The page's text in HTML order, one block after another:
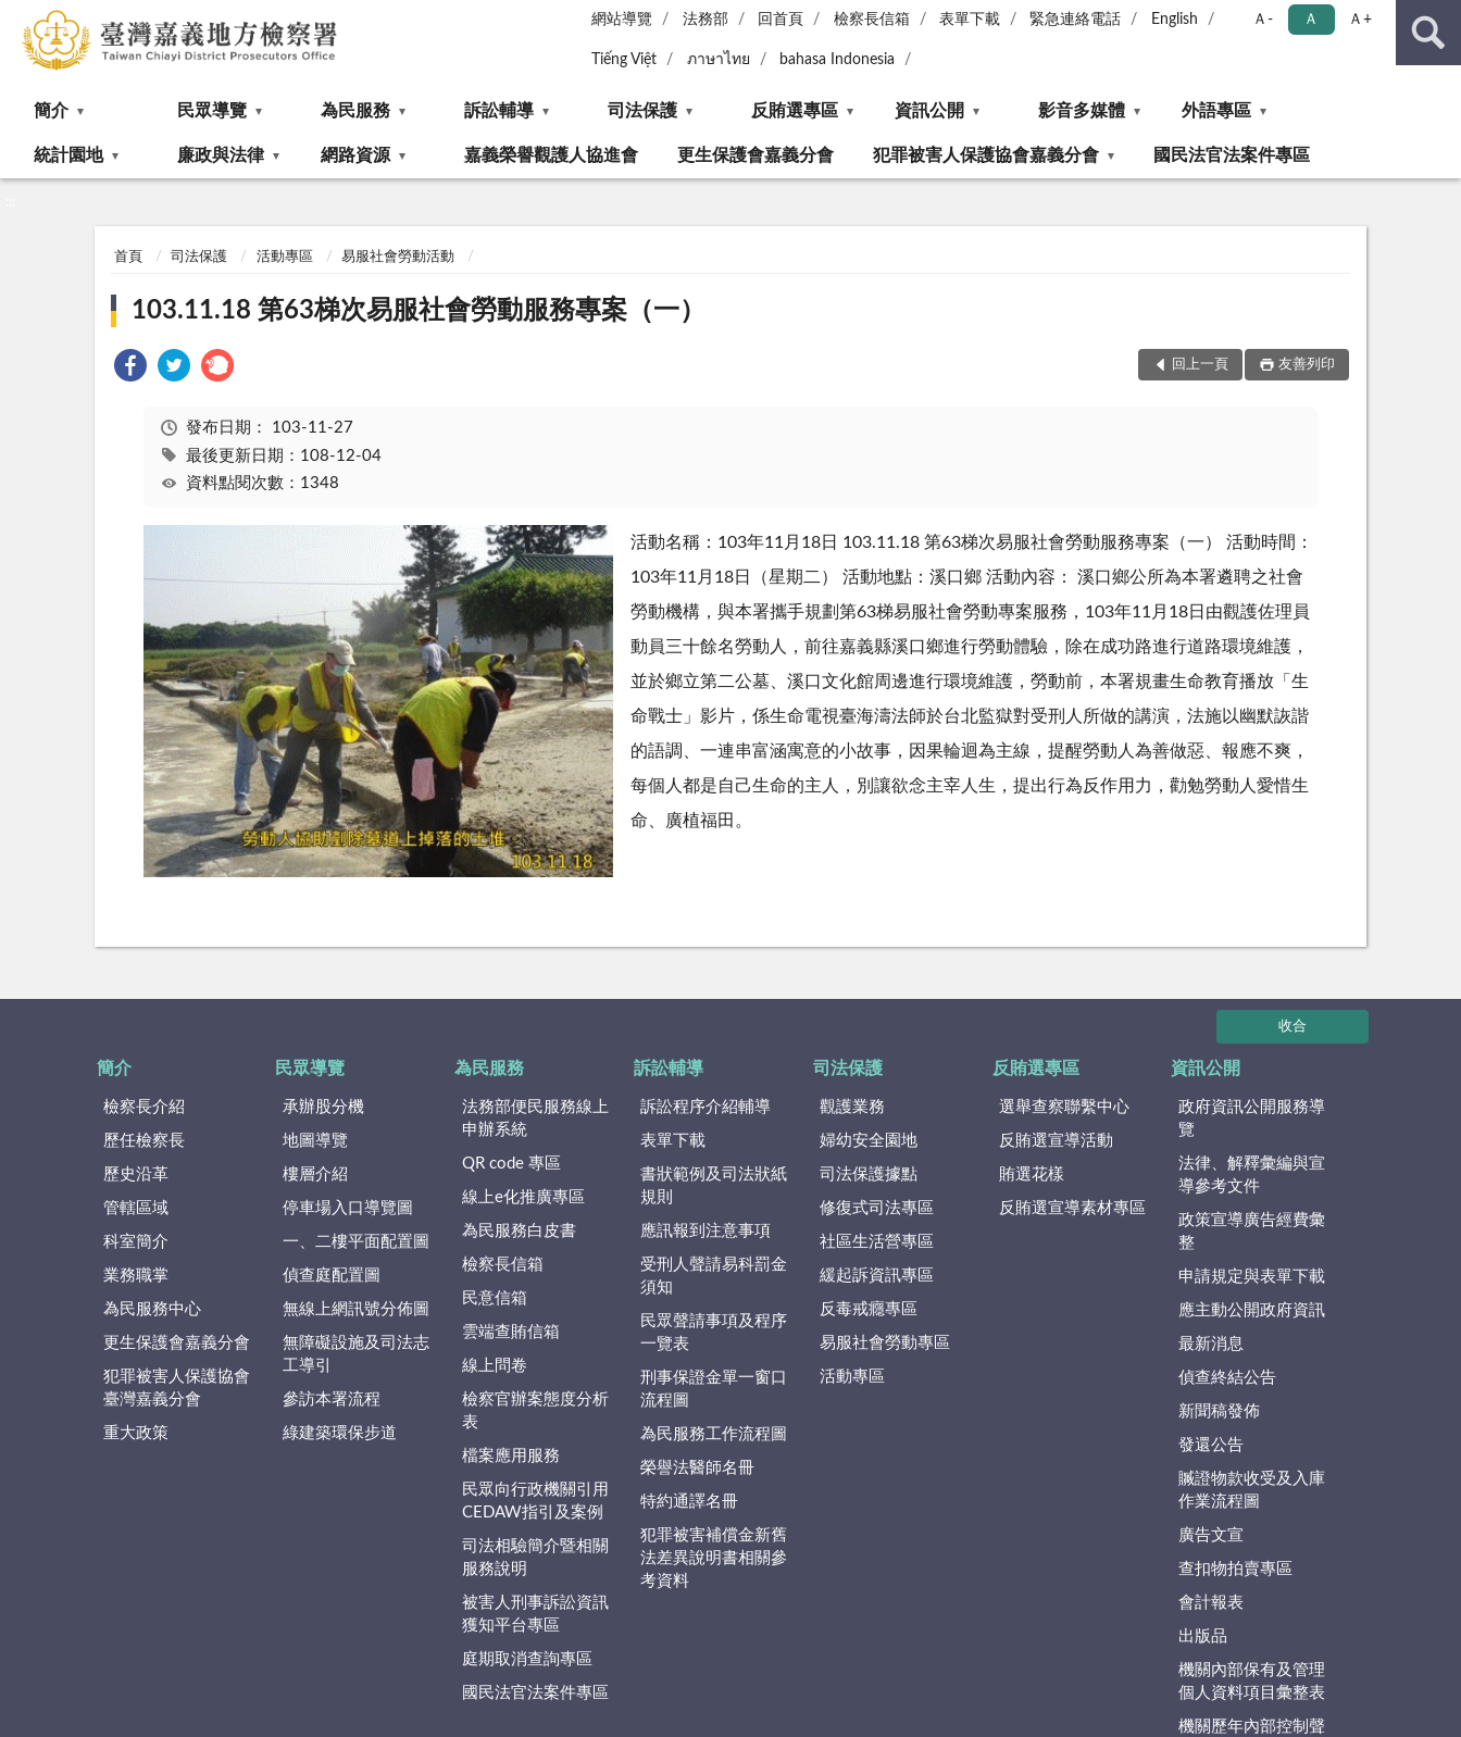
網站導覽 法務部 回首頁 檢察長信箱 表單下載 緊急連絡電話 English
Tiếng Việt ภาษาไทย bahasa Indonesia
Ａ- Ａ Ａ+
簡介 民眾導覽 為民服務 訴訟輔導 司法保護 反賄選專區 資訊公開 影音多媒體 外語專區
統計園地 廉政與法律 網路資源 嘉義榮譽觀護人協進會 更生保護會嘉義分會 犯罪被害人保護協會嘉義分會 國民法官法案件專區
首頁 司法保護 活動專區 易服社會勞動活動
103.11.18 第63梯次易服社會勞動服務專案（一）
回上一頁 友善列印
發布日期： 103-11-27
最後更新日期：108-12-04
資料點閱次數：1348
活動名稱：103年11月18日 103.11.18 第63梯次易服社會勞動服務專案（一） 活動時間：
103年11月18日（星期二） 活動地點：溪口鄉 活動內容： 溪口鄉公所為本署遴聘之社會
勞動機構，與本署攜手規劃第63梯易服社會勞動專案服務，103年11月18日由觀護佐理員
動員三十餘名勞動人，前往嘉義縣溪口鄉進行勞動體驗，除在成功路進行道路環境維護，
並於鄉立第二公墓、溪口文化館周邊進行環境維護，勞動前，本署規畫生命教育播放「生
命戰士」影片，係生命電視臺海濤法師於台北監獄對受刑人所做的講演，法施以幽默詼諧
的語調、一連串富涵寓意的小故事，因果輪迴為主線，提醒勞動人為善做惡、報應不爽，
每個人都是自己生命的主人，別讓欲念主宰人生，提出行為反作用力，勸勉勞動人愛惜生
命、廣植福田。
收合
簡介
檢察長介紹
歷任檢察長
歷史沿革
管轄區域
科室簡介
業務職掌
為民服務中心
更生保護會嘉義分會
犯罪被害人保護協會
臺灣嘉義分會
重大政策
民眾導覽
承辦股分機
地圖導覽
樓層介紹
停車場入口導覽圖
一、二樓平面配置圖
偵查庭配置圖
無線上網訊號分佈圖
無障礙設施及司法志
工導引
參訪本署流程
綠建築環保步道
為民服務
法務部便民服務線上
申辦系統
QR code 專區
線上e化推廣專區
為民服務白皮書
檢察長信箱
民意信箱
雲端查賄信箱
線上問卷
檢察官辦案態度分析
表
檔案應用服務
民眾向行政機關引用
CEDAW指引及案例
司法相驗簡介暨相關
服務說明
被害人刑事訴訟資訊
獲知平台專區
庭期取消查詢專區
國民法官法案件專區
訴訟輔導
訴訟程序介紹輔導
表單下載
書狀範例及司法狀紙
規則
應訊報到注意事項
受刑人聲請易科罰金
須知
民眾聲請事項及程序
一覽表
刑事保證金單一窗口
流程圖
為民服務工作流程圖
榮譽法醫師名冊
特約通譯名冊
犯罪被害補償金新舊
法差異說明書相關參
考資料
司法保護
觀護業務
婦幼安全園地
司法保護據點
修復式司法專區
社區生活營專區
緩起訴資訊專區
反毒戒癮專區
易服社會勞動專區
活動專區
反賄選專區
選舉查察聯繫中心
反賄選宣導活動
賄選花樣
反賄選宣導素材專區
資訊公開
政府資訊公開服務導
覽
法律、解釋彙編與宣
導參考文件
政策宣導廣告經費彙
整
申請規定與表單下載
應主動公開政府資訊
最新消息
偵查終結公告
新聞稿發佈
發還公告
贓證物款收受及入庫
作業流程圖
廣告文宣
查扣物拍賣專區
會計報表
出版品
機關內部保有及管理
個人資料項目彙整表
機關歷年內部控制聲